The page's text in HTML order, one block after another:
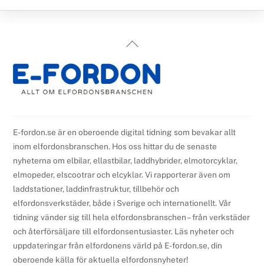
Back
Top
E-fordon.se är en oberoende digital tidning som bevakar allt
inom elfordonsbranschen. Hos oss hittar du de senaste
nyheterna om elbilar, ellastbilar, laddhybrider, elmotorcyklar,
elmopeder, elscootrar och elcyklar. Vi rapporterar även om
laddstationer, laddinfrastruktur, tillbehör och
elfordonsverkstäder, både i Sverige och internationellt. Vår
tidning vänder sig till hela elfordonsbranschen – från verkstäder
och återförsäljare till elfordonsentusiaster. Läs nyheter och
uppdateringar från elfordonens värld på E-fordon.se, din
oberoende källa för aktuella elfordonsnyheter!